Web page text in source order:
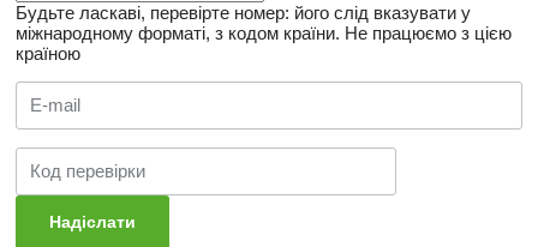
Будьте ласкаві, перевірте номер: його слід вказувати у
міжнародному форматі, з кодом країни. Не працюємо з цією
країною